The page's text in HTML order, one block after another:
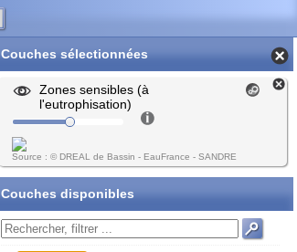
Couches sélectionnées
Zones sensibles (à
l'eutrophisation)
Source : © DREAL de Bassin - EauFrance - SANDRE
Couches disponibles